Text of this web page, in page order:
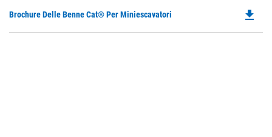
Brochure Delle Benne Cat® Per Miniescavatori file_download